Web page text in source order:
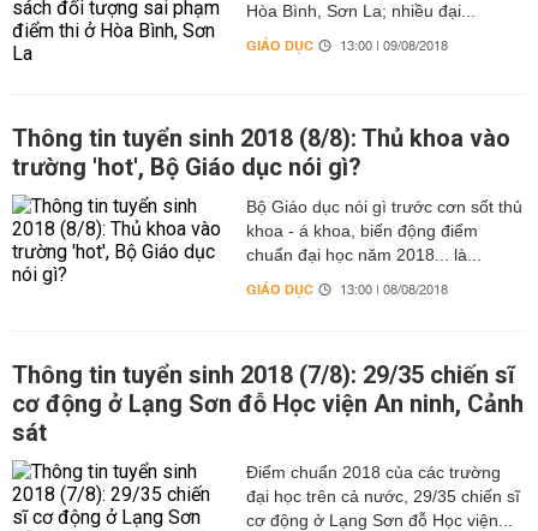
Hòa Bình, Sơn La; nhiều đại...
GIÁO DỤC 13:00 | 09/08/2018
Thông tin tuyển sinh 2018 (8/8): Thủ khoa vào
trường 'hot', Bộ Giáo dục nói gì?
Bộ Giáo dục nói gì trước cơn sốt thủ
khoa - á khoa, biến động điểm
chuẩn đại học năm 2018... là...
GIÁO DỤC 13:00 | 08/08/2018
Thông tin tuyển sinh 2018 (7/8): 29/35 chiến sĩ
cơ động ở Lạng Sơn đỗ Học viện An ninh, Cảnh
sát
Điểm chuẩn 2018 của các trường
đại học trên cả nước, 29/35 chiến sĩ
cơ động ở Lạng Sơn đỗ Học viện...